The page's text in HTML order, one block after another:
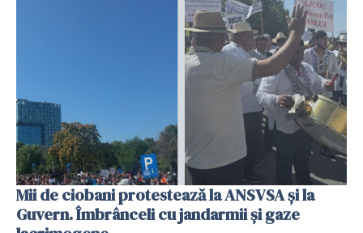
Mii de ciobani protestează la ANSVSA și la
Guvern. Îmbrânceli cu jandarmii și gaze